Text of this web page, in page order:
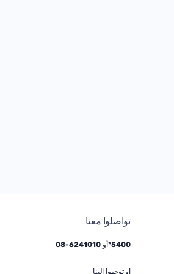
تواصلوا معنا
5400* أو 6241010
-
08
او توجهوا إلينا